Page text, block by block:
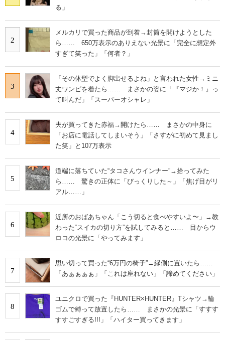
る」
2
メルカリで買った商品が到着→封筒を開けようとした
ら…… 650万表示のありえない光景に「完全に想定外
すぎて笑った」「何者？」
3
「その体型でよく脚出せるよね」と言われた女性→ミニ
丈ワンピを着たら…… まさかの姿に「『マジか！』っ
て叫んだ」「スーパーオシャレ」
4
夫が買ってきた赤福→開けたら…… まさかの中身に
「お店に電話してしまいそう」「さすがに初めて見まし
た笑」と107万表示
5
道端に落ちていた“タコさんウインナー”→拾ってみた
ら…… 驚きの正体に「びっくりした～」「焦げ目がリ
アル……」
6
近所のおばあちゃん「こう切ると食べやすいよ〜」→教
わった“スイカの切り方”を試してみると…… 目からウ
ロコの光景に「やってみます」
7
思い切って買った“6万円の椅子”→縁側に置いたら……
「あぁぁぁぁ」「これは座れない」「諦めてください」
8
ユニクロで買った『HUNTER×HUNTER』Tシャツ→輪
ゴムで縛って放置したら…… まさかの光景に「すすす
すすごすぎる!!!」「ハイター買ってきます」